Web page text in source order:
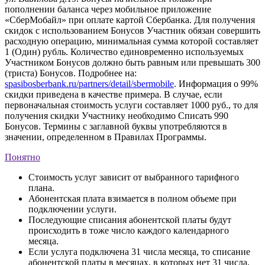
пополнении баланса через мобильное приложение
«СберМобайл» при оплате картой Сбербанка. Для получения
скидок с использованием Бонусов Участник обязан совершить
расходную операцию, минимальная сумма которой составляет
1 (Один) рубль. Количество единовременно используемых
Участником Бонусов должно быть равным или превышать 300
(триста) Бонусов. Подробнее на:
spasibosberbank.ru/partners/detail/sbermobile. Информация о 99%
скидки приведена в качестве примера. В случае, если
первоначальная стоимость услуги составляет 1000 руб., то для
получения скидки Участнику необходимо Списать 990
Бонусов. Термины с заглавной буквы употребляются в
значении, определенном в Правилах Программы.
Понятно
Стоимость услуг зависит от выбранного тарифного
плана.
Абонентская плата взимается в полном объеме при
подключении услуги.
Последующие списания абонентской платы будут
происходить в тоже число каждого календарного
месяца.
Если услуга подключена 31 числа месяца, то списание
абонентской платы в месяцах, в которых нет 31 числа,